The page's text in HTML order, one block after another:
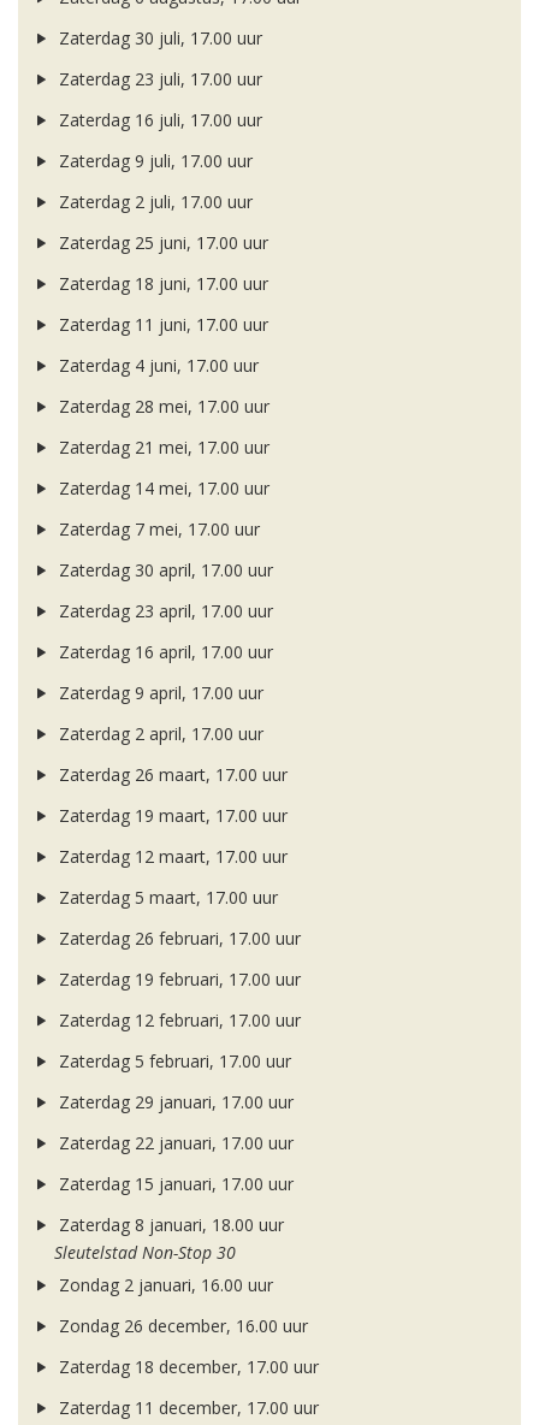
Zaterdag 30 juli, 17.00 uur
Zaterdag 23 juli, 17.00 uur
Zaterdag 16 juli, 17.00 uur
Zaterdag 9 juli, 17.00 uur
Zaterdag 2 juli, 17.00 uur
Zaterdag 25 juni, 17.00 uur
Zaterdag 18 juni, 17.00 uur
Zaterdag 11 juni, 17.00 uur
Zaterdag 4 juni, 17.00 uur
Zaterdag 28 mei, 17.00 uur
Zaterdag 21 mei, 17.00 uur
Zaterdag 14 mei, 17.00 uur
Zaterdag 7 mei, 17.00 uur
Zaterdag 30 april, 17.00 uur
Zaterdag 23 april, 17.00 uur
Zaterdag 16 april, 17.00 uur
Zaterdag 9 april, 17.00 uur
Zaterdag 2 april, 17.00 uur
Zaterdag 26 maart, 17.00 uur
Zaterdag 19 maart, 17.00 uur
Zaterdag 12 maart, 17.00 uur
Zaterdag 5 maart, 17.00 uur
Zaterdag 26 februari, 17.00 uur
Zaterdag 19 februari, 17.00 uur
Zaterdag 12 februari, 17.00 uur
Zaterdag 5 februari, 17.00 uur
Zaterdag 29 januari, 17.00 uur
Zaterdag 22 januari, 17.00 uur
Zaterdag 15 januari, 17.00 uur
Zaterdag 8 januari, 18.00 uur
Sleutelstad Non-Stop 30
Zondag 2 januari, 16.00 uur
Zondag 26 december, 16.00 uur
Zaterdag 18 december, 17.00 uur
Zaterdag 11 december, 17.00 uur